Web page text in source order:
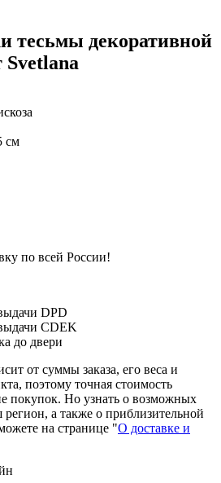
тесьмы декоративной
Svetlana
см
по всей России!
DPD
CDEK
до двери
от суммы заказа, его веса и
поэтому точная стоимость
покупок. Но узнать о возможных
регион, а также о приблизительной
на странице "О доставке и